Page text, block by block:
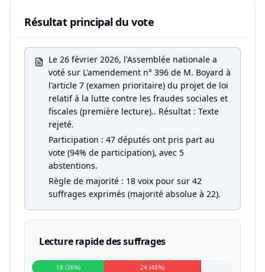
Résultat principal du vote
Le 26 février 2026, l'Assemblée nationale a
voté sur L'amendement n° 396 de M. Boyard à
l'article 7 (examen prioritaire) du projet de loi
relatif à la lutte contre les fraudes sociales et
fiscales (première lecture).. Résultat : Texte
rejeté.
Participation : 47 députés ont pris part au
vote (94% de participation), avec 5
abstentions.
Règle de majorité : 18 voix pour sur 42
suffrages exprimés (majorité absolue à 22).
Lecture rapide des suffrages
18 (36%) 24 (48%)